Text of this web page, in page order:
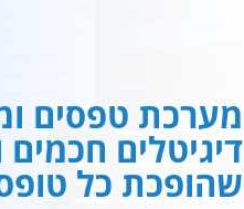
מערכת טפסים
דיגיטלים חכמים
שהופכת כל